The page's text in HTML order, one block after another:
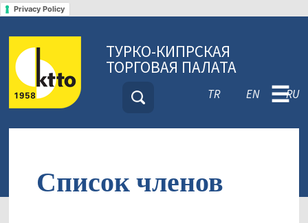
Privacy Policy
ТУРКО-КИПРСКАЯ
ТОРГОВАЯ ПАЛАТА
TR EN RU
☰
Список членов